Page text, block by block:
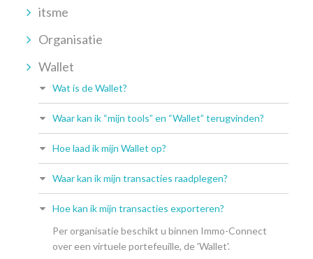
itsme
Organisatie
Wallet
Wat is de Wallet?
Waar kan ik “mijn tools” en “Wallet” terugvinden?
Hoe laad ik mijn Wallet op?
Waar kan ik mijn transacties raadplegen?
Hoe kan ik mijn transacties exporteren?
Per organisatie beschikt u binnen Immo-Connect
over een virtuele portefeuille, de 'Wallet'.